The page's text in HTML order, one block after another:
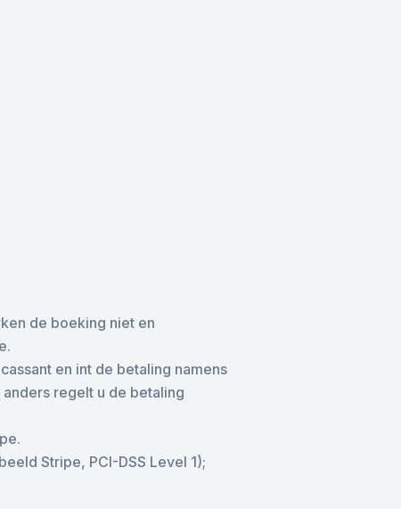
de boeking niet en
en int de betaling namens
regelt u de betaling
Stripe, PCI-DSS Level 1);